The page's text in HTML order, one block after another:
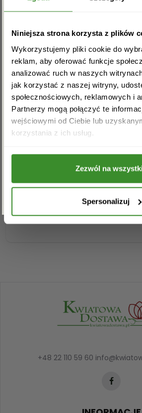
Niniejsza strona korzysta z plików
Wykorzystujemy pliki cookie do
reklam, aby oferować funkcje
analizować ruch w naszych
jak korzystać z naszej witryny,
społecznościowych, reklamowych i
Partnerzy mogą połączyć te
wejściowymi od Ciebie lub
korzystania z ich usług.
Zezwól na
Spersonalizuj
Alpejskie mleczko Milka, smak
Herbata sypana Dilmah,
Czekolada duża Milka Alpine
Delicje Szampańskie Wiśniowe
Czekolada Milka Collage 93g
Kosz przedstawiony na zdjęciu
może różnić się wizualnie od
OPINIE
Na razie nie ma opinii o produkcie.
Musisz sięzalogować, aby
+48 22 110 59 60
Zapisz się do newslettera i
rabat na pierwsze zakupy!
Akceptuję regulamin i wyrażam
przetwarzanie powyższych danych
ZAPISZ SIĘ